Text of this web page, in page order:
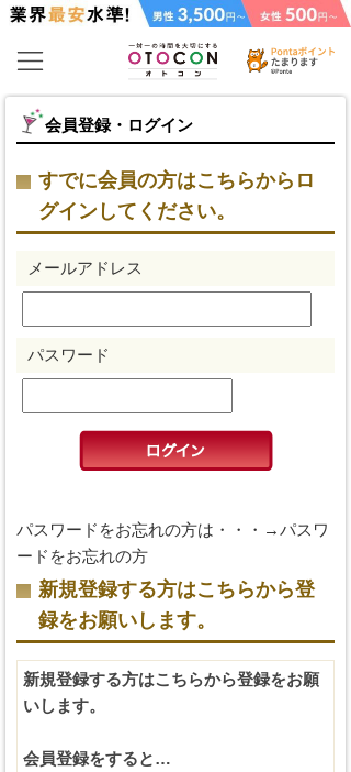
会員登録・ログイン
すでに会員の方はこちらからロ
グインしてください。
メールアドレス
パスワード
パスワードをお忘れの方は・・・→パスワ
ードをお忘れの方
新規登録する方はこちらから登
録をお願いします。
新規登録する方はこちらから登録をお願
いします。
会員登録をすると…